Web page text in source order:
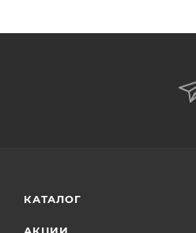
КАТАЛОГ